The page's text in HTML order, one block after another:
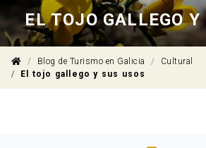
EL TOJO GALLEGO Y
Blog de Turismo en Galicia
Cultural
El tojo gallego y sus usos